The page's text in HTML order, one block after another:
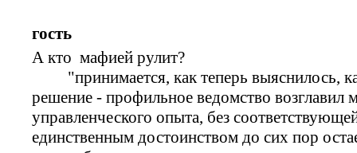
гость
А кто мафией рулит?
"принимается, как теперь выяснилось,
решение - профильное ведомство возглавил
управленческого опыта, без
единственным достоинством до сих пор